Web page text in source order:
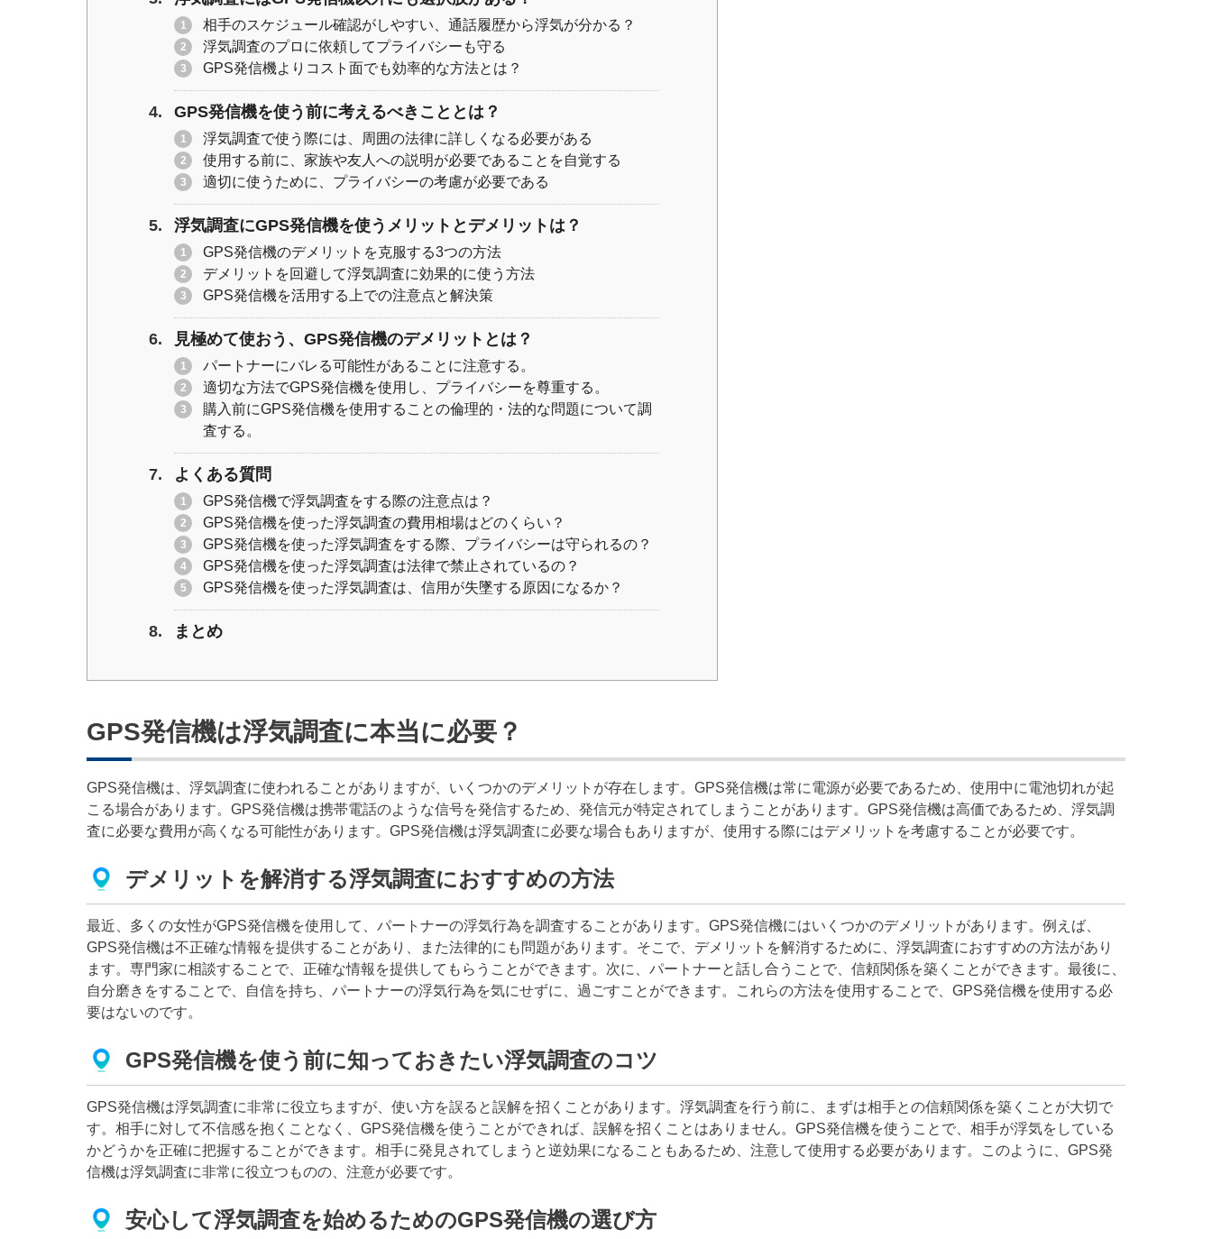
相手のスケジュール確認がしやすい、通話履歴から浮気が分かる？
浮気調査のプロに依頼してプライバシーも守る
GPS発信機よりコスト面でも効率的な方法とは？
GPS発信機を使う前に考えるべきこととは？
浮気調査で使う際には、周囲の法律に詳しくなる必要がある
使用する前に、家族や友人への説明が必要であることを自覚する
適切に使うために、プライバシーの考慮が必要である
浮気調査にGPS発信機を使うメリットとデメリットは？
GPS発信機のデメリットを克服する3つの方法
デメリットを回避して浮気調査に効果的に使う方法
GPS発信機を活用する上での注意点と解決策
見極めて使おう、GPS発信機のデメリットとは？
パートナーにバレる可能性があることに注意する。
適切な方法でGPS発信機を使用し、プライバシーを尊重する。
購入前にGPS発信機を使用することの倫理的・法的な問題について調
査する。
よくある質問
GPS発信機で浮気調査をする際の注意点は？
GPS発信機を使った浮気調査の費用相場はどのくらい？
GPS発信機を使った浮気調査をする際、プライバシーは守られるの？
GPS発信機を使った浮気調査は法律で禁止されているの？
GPS発信機を使った浮気調査は、信用が失墜する原因になるか？
まとめ
GPS発信機は浮気調査に本当に必要？
GPS発信機は、浮気調査に使われることがありますが、いくつかのデメリットが存在します。GPS発信機は常に電源が必要であるため、使用中に電池切れが起
こる場合があります。GPS発信機は携帯電話のような信号を発信するため、発信元が特定されてしまうことがあります。GPS発信機は高価であるため、浮気調
査に必要な費用が高くなる可能性があります。GPS発信機は浮気調査に必要な場合もありますが、使用する際にはデメリットを考慮することが必要です。
デメリットを解消する浮気調査におすすめの方法
最近、多くの女性がGPS発信機を使用して、パートナーの浮気行為を調査することがあります。GPS発信機にはいくつかのデメリットがあります。例えば、
GPS発信機は不正確な情報を提供することがあり、また法律的にも問題があります。そこで、デメリットを解消するために、浮気調査におすすめの方法があり
ます。専門家に相談することで、正確な情報を提供してもらうことができます。次に、パートナーと話し合うことで、信頼関係を築くことができます。最後に、
自分磨きをすることで、自信を持ち、パートナーの浮気行為を気にせずに、過ごすことができます。これらの方法を使用することで、GPS発信機を使用する必
要はないのです。
GPS発信機を使う前に知っておきたい浮気調査のコツ
GPS発信機は浮気調査に非常に役立ちますが、使い方を誤ると誤解を招くことがあります。浮気調査を行う前に、まずは相手との信頼関係を築くことが大切で
す。相手に対して不信感を抱くことなく、GPS発信機を使うことができれば、誤解を招くことはありません。GPS発信機を使うことで、相手が浮気をしている
かどうかを正確に把握することができます。相手に発見されてしまうと逆効果になることもあるため、注意して使用する必要があります。このように、GPS発
信機は浮気調査に非常に役立つものの、注意が必要です。
安心して浮気調査を始めるためのGPS発信機の選び方